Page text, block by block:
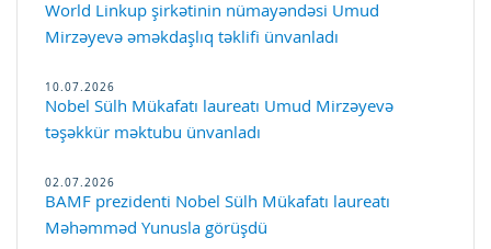
World Linkup şirkətinin nümayəndəsi Umud
Mirzəyevə əməkdaşlıq təklifi ünvanladı
10.07.2026
Nobel Sülh Mükafatı laureatı Umud Mirzəyevə
təşəkkür məktubu ünvanladı
02.07.2026
BAMF prezidenti Nobel Sülh Mükafatı laureatı
Məhəmməd Yunusla görüşdü